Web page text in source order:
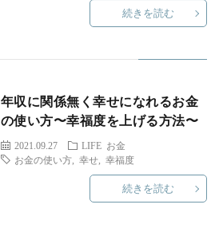
続きを読む
年収に関係無く幸せになれるお金
の使い方〜幸福度を上げる方法〜
2021.09.27 LIFE お金
お金の使い方, 幸せ, 幸福度
続きを読む